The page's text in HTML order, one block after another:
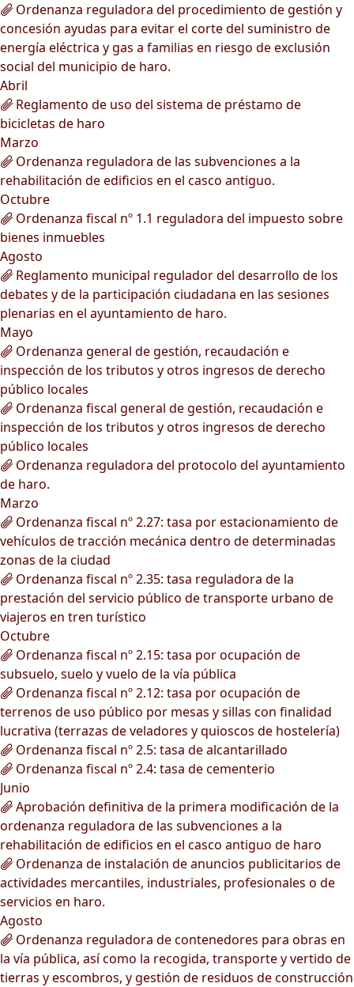
Ordenanza reguladora del procedimiento de gestión y
concesión ayudas para evitar el corte del suministro de
energía eléctrica y gas a familias en riesgo de exclusión
social del municipio de haro.
Abril
Reglamento de uso del sistema de préstamo de
bicicletas de haro
Marzo
Ordenanza reguladora de las subvenciones a la
rehabilitación de edificios en el casco antiguo.
Octubre
Ordenanza fiscal nº 1.1 reguladora del impuesto sobre
bienes inmuebles
Agosto
Reglamento municipal regulador del desarrollo de los
debates y de la participación ciudadana en las sesiones
plenarias en el ayuntamiento de haro.
Mayo
Ordenanza general de gestión, recaudación e
inspección de los tributos y otros ingresos de derecho
público locales
Ordenanza fiscal general de gestión, recaudación e
inspección de los tributos y otros ingresos de derecho
público locales
Ordenanza reguladora del protocolo del ayuntamiento
de haro.
Marzo
Ordenanza fiscal nº 2.27: tasa por estacionamiento de
vehículos de tracción mecánica dentro de determinadas
zonas de la ciudad
Ordenanza fiscal nº 2.35: tasa reguladora de la
prestación del servicio público de transporte urbano de
viajeros en tren turístico
Octubre
Ordenanza fiscal nº 2.15: tasa por ocupación de
subsuelo, suelo y vuelo de la vía pública
Ordenanza fiscal nº 2.12: tasa por ocupación de
terrenos de uso público por mesas y sillas con finalidad
lucrativa (terrazas de veladores y quioscos de hostelería)
Ordenanza fiscal nº 2.5: tasa de alcantarillado
Ordenanza fiscal nº 2.4: tasa de cementerio
Junio
Aprobación definitiva de la primera modificación de la
ordenanza reguladora de las subvenciones a la
rehabilitación de edificios en el casco antiguo de haro
Ordenanza de instalación de anuncios publicitarios de
actividades mercantiles, industriales, profesionales o de
servicios en haro.
Agosto
Ordenanza reguladora de contenedores para obras en
la vía pública, así como la recogida, transporte y vertido de
tierras y escombros, y gestión de residuos de construcción